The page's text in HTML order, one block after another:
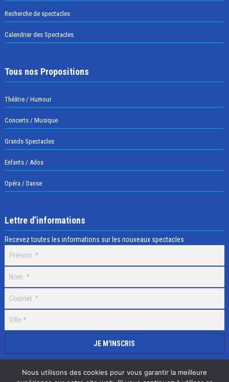
Recherche de spectacles
Calendrier des Spectacles
Tous nos Propositions
Théâtre / Humour
Concerts / Musique
Grands Spectacles
Enfants / Ados
Opéra / Danse
Lettre d’informations
Recevez toutes les informations sur les nouveaux spectacles
Nous utilisons des cookies pour vous garantir la meilleure